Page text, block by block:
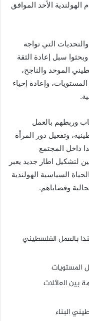
الأحد الموافق
التي تواجه
سبل إعادة الثقة
الموحد والناجح،
وإعادة إحياء
وربطهم بالعمل
وتفعيل دور المرأة
داخل المجتمع
لتشكيل اطار جديد يعبر
السياسية الهولندية
وقضاياهم.
بالعمل الفلسطيني
المستويات
بين العائلات
البناء